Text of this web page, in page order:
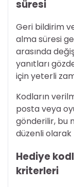
süresi
Geri bildirim
alma süresi
arasında
yanıtları
için yeterli
Kodların
posta veya
gönderilir, bu
düzenli
Hediye
kriterleri